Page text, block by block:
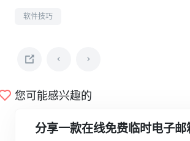
软件技巧
您可能感兴趣的
分享一款在线免费临时电子邮